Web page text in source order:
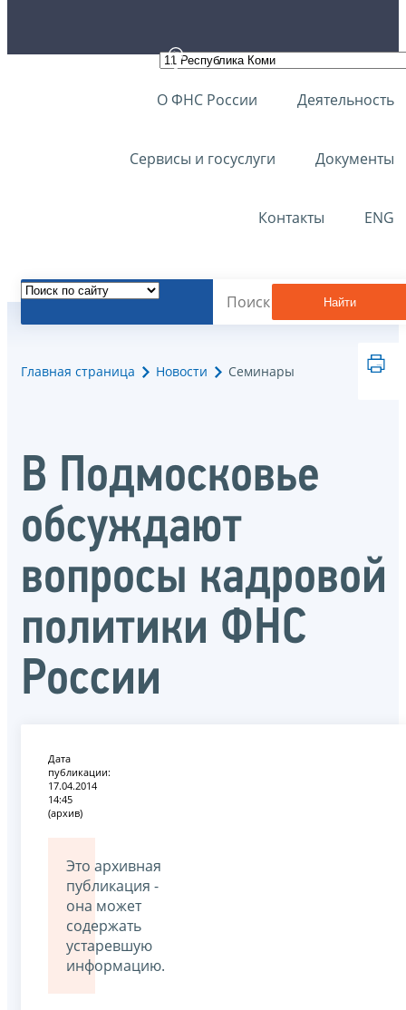
О ФНС России Деятельность
Сервисы и госуслуги Документы
Контакты ENG
Найти
Главная страница Новости Семинары
В Подмосковье
обсуждают
вопросы кадровой
политики ФНС
России
Дата
публикации:
17.04.2014
14:45
(архив)
Это архивная
публикация -
она может
содержать
устаревшую
информацию.